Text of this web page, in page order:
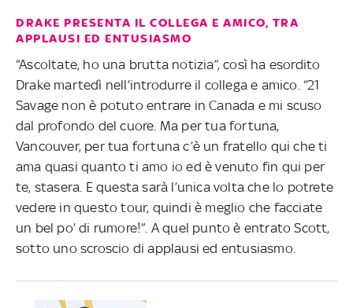
DRAKE PRESENTA IL COLLEGA E AMICO, TRA
APPLAUSI ED ENTUSIASMO
“Ascoltate, ho una brutta notizia”, così ha esordito
Drake martedì nell’introdurre il collega e amico. “21
Savage non è potuto entrare in Canada e mi scuso
dal profondo del cuore. Ma per tua fortuna,
Vancouver, per tua fortuna c’è un fratello qui che ti
ama quasi quanto ti amo io ed è venuto fin qui per
te, stasera. E questa sarà l’unica volta che lo potrete
vedere in questo tour, quindi è meglio che facciate
un bel po’ di rumore!”. A quel punto è entrato Scott,
sotto uno scroscio di applausi ed entusiasmo.